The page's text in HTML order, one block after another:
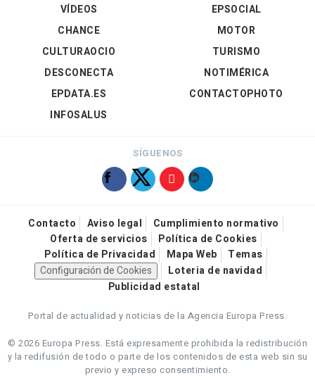
VÍDEOS
EPSOCIAL
CHANCE
CULTURAOCIO
DESCONECTA
EPDATA.ES
INFOSALUS
MOTOR
TURISMO
NOTIMÉRICA
CONTACTOPHOTO
SÍGUENOS
Contacto Aviso legal
Cumplimiento normativo
Oferta de servicios
Política de Cookies
Política de Privacidad
Mapa Web
Temas
Configuración de Cookies
Loteria de navidad
Publicidad estatal
Portal de actualidad y noticias de la Agencia Europa Press.
© 2026 Europa Press. Está expresamente prohibida la redistribución
y la redifusión de todo o parte de los contenidos de esta web sin su
previo y expreso consentimiento.